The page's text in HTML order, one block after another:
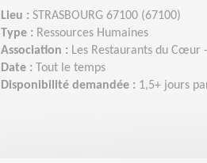
Lieu : STRASBOURG 67100 (67100)
Type : Ressources Humaines
Association : Les Restaurants du Cœur
Date :
Tout le temps
Disponibilité demandée : 1,5+ jours